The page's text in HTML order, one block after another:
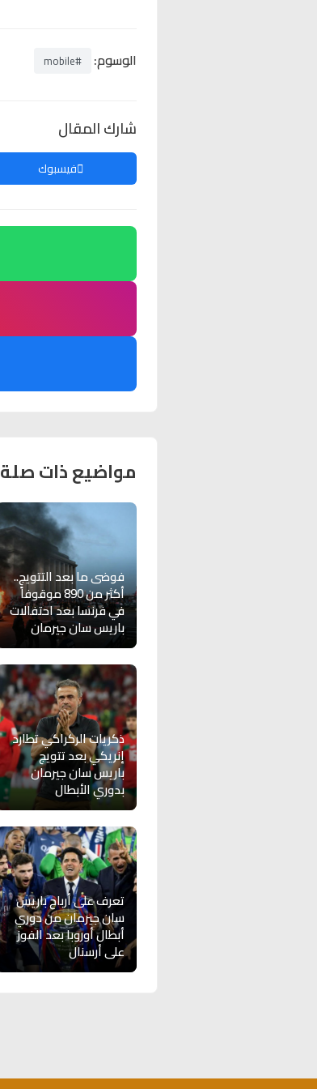
الوسوم: #mobile
شارك المقال
فيسبوك
مواضيع ذات صلة
فوضى ما بعد التتويج..
أكثر من 890 موقوفاً
في فرنسا بعد احتفالات
باريس سان جيرمان
ذكريات الركراكي تطارد
إنريكي بعد تتويج
باريس سان جيرمان
بدوري الأبطال
تعرف على أرباح باريس
سان جيرمان من دوري
أبطال أوروبا بعد الفوز
على أرسنال